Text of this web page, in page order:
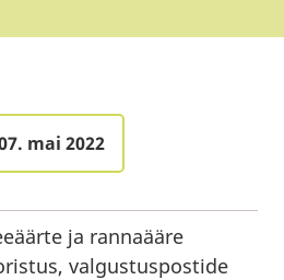
mai 2022
ja rannaääre
valgustuspostide